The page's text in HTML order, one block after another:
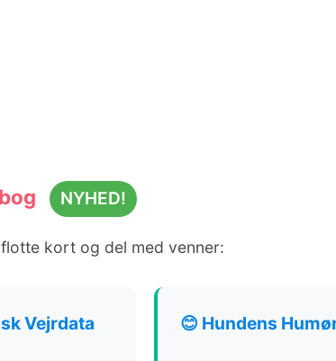
NYHED!
kort og del med venner:
Vejrdata 😊 Hundens